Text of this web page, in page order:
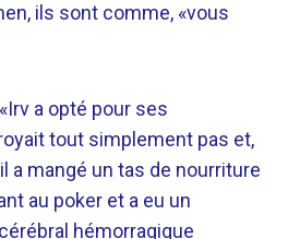
ils sont comme, «vous
a opté pour ses
tout simplement pas et,
a mangé un tas de nourriture
au poker et a eu un
hémorragique